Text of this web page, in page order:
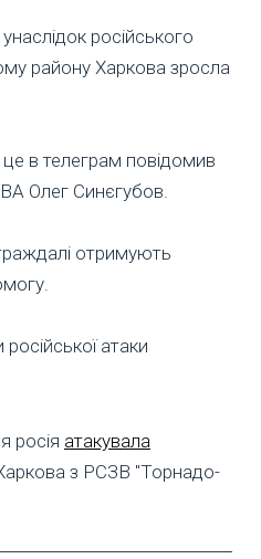
російського
району Харкова зросла
в телеграм повідомив
Олег Синєгубов.
отримують
атаки
росія атакувала
з РСЗВ "Торнадо-